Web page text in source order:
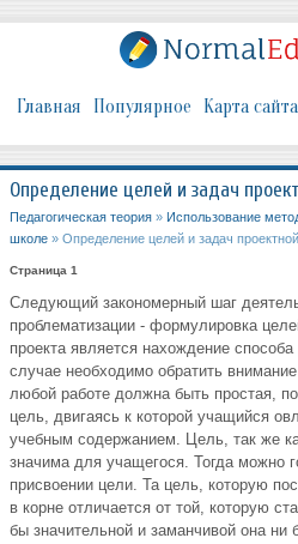
Главная Популярное Карта сайта
Определение целей и задач
Педагогическая теория » Использование
школе » Определение целей и задач
Страница 1
Следующий закономерный шаг
проблематизации - формулировка
проекта является нахождение
случае необходимо обратить
любой работе должна быть простая,
цель, двигаясь к которой учащийся
учебным содержанием. Цель, так же
значима для учащегося. Тогда можно
присвоении цели. Та цель, которую
в корне отличается от той, которую
бы значительной и заманчивой она